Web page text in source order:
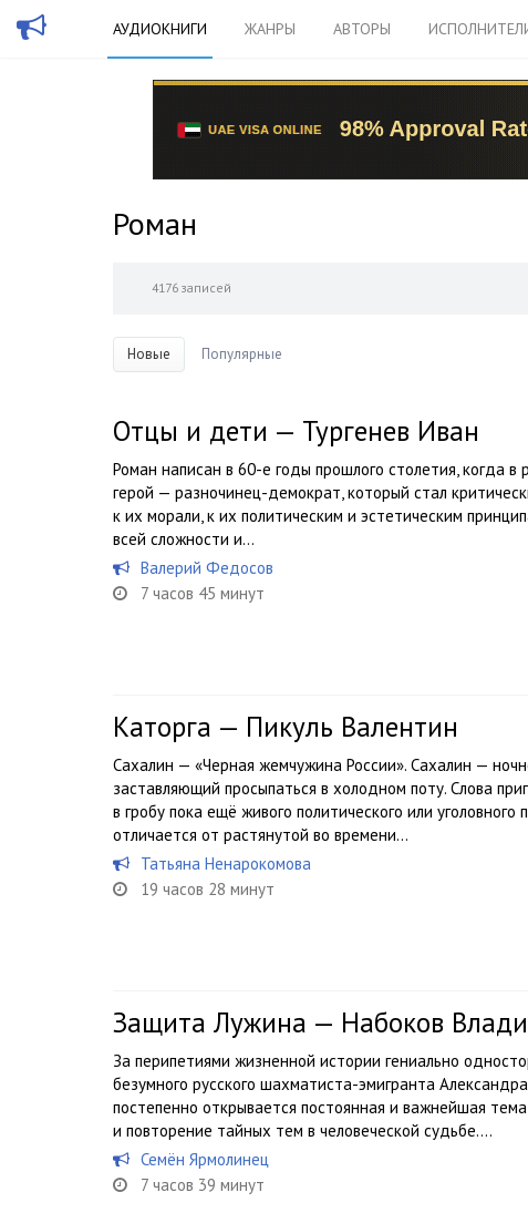
АУДИОКНИГИ ЖАНРЫ АВТОРЫ
Роман
4176 записей
Новые Популярные
Отцы и дети — Тургенев Иван
Роман написан в 60-е годы прошлого столетия, когда в
герой — разночинец-демократ, который стал
к их морали, к их политическим и эстетическим
всей сложности и...
Валерий Федосов
7 часов 45 минут
Каторга — Пикуль Валентин
Сахалин — «Черная жемчужина России». Сахалин —
заставляющий просыпаться в холодном поту. Слова
в гробу пока ещё живого политического или
отличается от растянутой во времени...
Татьяна Ненарокомова
19 часов 28 минут
Защита Лужина — Набоков
За перипетиями жизненной истории гениально
безумного русского шахматиста-эмигранта
постепенно открывается постоянная и важнейшая
и повторение тайных тем в человеческой судьбе....
Семён Ярмолинец
7 часов 39 минут